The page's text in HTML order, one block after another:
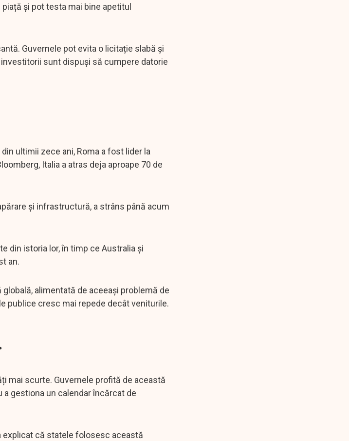
și pot testa mai bine apetitul
Guvernele pot evita o licitație slabă și
sunt dispuși să cumpere datorie
ultimii zece ani, Roma a fost lider la
Italia a atras deja aproape 70 de
și infrastructură, a strâns până acum
din istoria lor, în timp ce Australia și
an.
alimentată de aceeași problemă de
publice cresc mai repede decât veniturile.
mai scurte. Guvernele profită de această
gestiona un calendar încărcat de
explicat că statele folosesc această